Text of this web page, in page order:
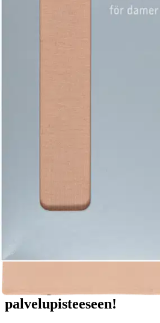
Nouto myymälästä
Ilmainen
Kotiin
palvelupisteeseen!